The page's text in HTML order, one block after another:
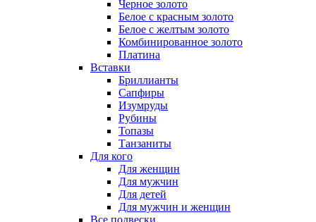
Черное золото
Белое с красным золото
Белое с желтым золото
Комбинированное золото
Платина
Вставки
Бриллианты
Сапфиры
Изумруды
Рубины
Топазы
Танзаниты
Для кого
Для женщин
Для мужчин
Для детей
Для мужчин и женщин
Все подвески